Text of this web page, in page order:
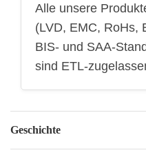
Alle unsere
(LVD, EMC, RoHs,
BIS- und SAA-
sind ETL-
Geschichte